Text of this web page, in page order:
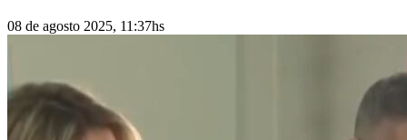
08 de agosto 2025, 11:37hs